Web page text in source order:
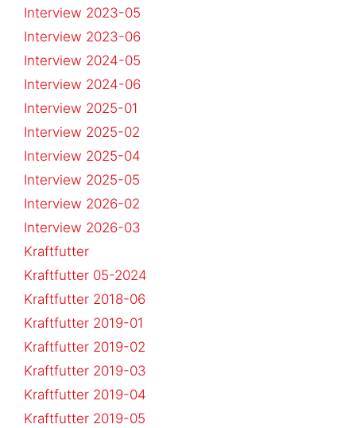
Interview 2023-05
Interview 2023-06
Interview 2024-05
Interview 2024-06
Interview 2025-01
Interview 2025-02
Interview 2025-04
Interview 2025-05
Interview 2026-02
Interview 2026-03
Kraftfutter
Kraftfutter 05-2024
Kraftfutter 2018-06
Kraftfutter 2019-01
Kraftfutter 2019-02
Kraftfutter 2019-03
Kraftfutter 2019-04
Kraftfutter 2019-05